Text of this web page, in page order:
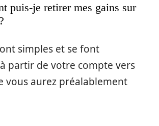
puis-je retirer mes gains sur
simples et se font
partir de votre compte vers
vous aurez préalablement